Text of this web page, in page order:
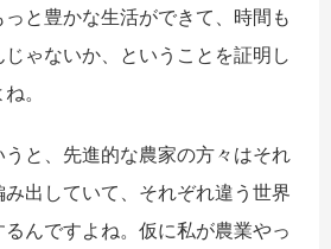
っと豊かな生活ができて、時間も
ゃないか、ということを証明し
。
と、先進的な農家の方々はそれ
出していて、それぞれ違う世界
んですよね。仮に私が農業やっ